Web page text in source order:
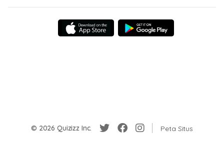
© 2026 Quizizz Inc. Peta Situs